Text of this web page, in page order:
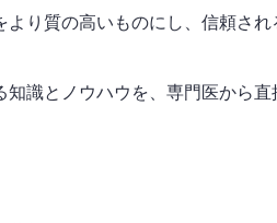
より質の高いものにし、信頼さ
識とノウハウを、専門医から